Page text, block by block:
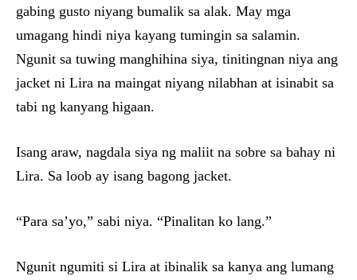
gabing gusto niyang bumalik sa alak. May mga
umagang hindi niya kayang tumingin sa salamin.
Ngunit sa tuwing manghihina siya, tinitingnan niya ang
jacket ni Lira na maingat niyang nilabhan at isinabit sa
tabi ng kanyang higaan.
Isang araw, nagdala siya ng maliit na sobre sa bahay ni
Lira. Sa loob ay isang bagong jacket.
“Para sa’yo,” sabi niya. “Pinalitan ko lang.”
Ngunit ngumiti si Lira at ibinalik sa kanya ang lumang